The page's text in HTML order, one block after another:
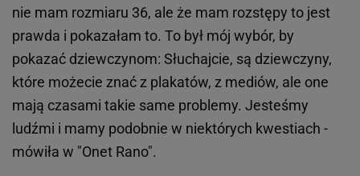
nie mam rozmiaru 36, ale że mam rozstępy to jest
prawda i pokazałam to. To był mój wybór, by
pokazać dziewczynom: Słuchajcie, są dziewczyny,
które możecie znać z plakatów, z mediów, ale one
mają czasami takie same problemy. Jesteśmy
ludźmi i mamy podobnie w niektórych kwestiach -
mówiła w "Onet Rano".